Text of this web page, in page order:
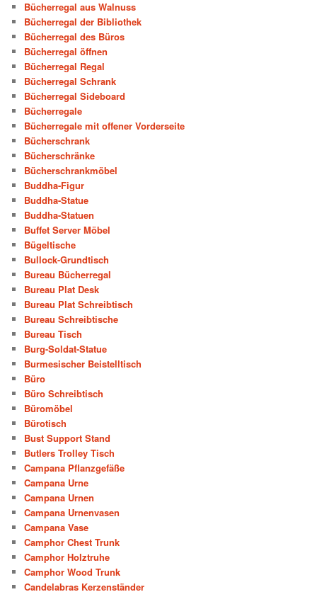
Bücherregal aus Walnuss
Bücherregal der Bibliothek
Bücherregal des Büros
Bücherregal öffnen
Bücherregal Regal
Bücherregal Schrank
Bücherregal Sideboard
Bücherregale
Bücherregale mit offener Vorderseite
Bücherschrank
Bücherschränke
Bücherschrankmöbel
Buddha-Figur
Buddha-Statue
Buddha-Statuen
Buffet Server Möbel
Bügeltische
Bullock-Grundtisch
Bureau Bücherregal
Bureau Plat Desk
Bureau Plat Schreibtisch
Bureau Schreibtische
Bureau Tisch
Burg-Soldat-Statue
Burmesischer Beistelltisch
Büro
Büro Schreibtisch
Büromöbel
Bürotisch
Bust Support Stand
Butlers Trolley Tisch
Campana Pflanzgefäße
Campana Urne
Campana Urnen
Campana Urnenvasen
Campana Vase
Camphor Chest Trunk
Camphor Holztruhe
Camphor Wood Trunk
Candelabras Kerzenständer